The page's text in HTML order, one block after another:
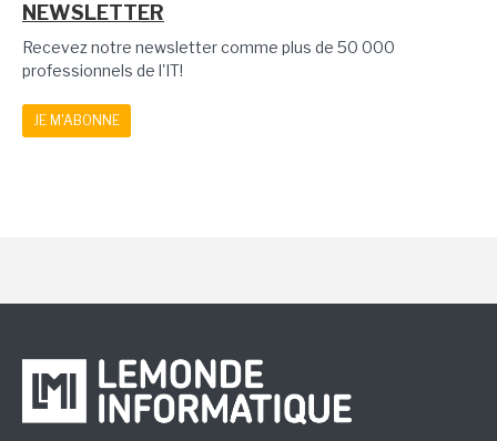
NEWSLETTER
Recevez notre newsletter comme plus de 50 000
professionnels de l'IT!
JE M'ABONNE